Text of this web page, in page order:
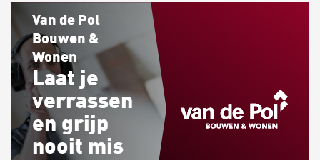
Van de Pol
Bouwen &
Wonen
Laat je
verrassen
en grijp
nooit mis